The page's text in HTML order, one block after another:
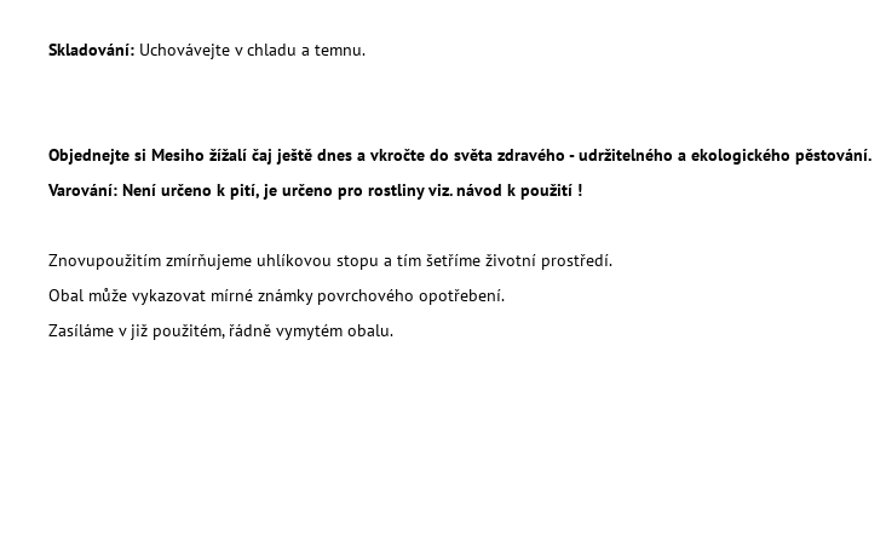
Skladování: Uchovávejte v chladu a temnu.
Objednejte si Mesiho žížalí čaj ještě dnes a vkročte do světa zdravého - udržitelného a ekologického pěstování.
Varování: Není určeno k pití, je určeno pro rostliny viz. návod k použití !
Znovupoužitím zmírňujeme uhlíkovou stopu a tím šetříme životní prostředí.
Obal může vykazovat mírné známky povrchového opotřebení.
Zasíláme v již použitém, řádně vymytém obalu.